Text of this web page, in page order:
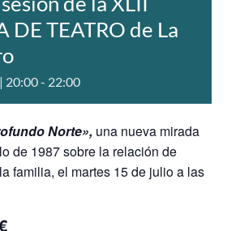
DE TEATRO de La
20:00- 22:00
Norte», una nueva mirada
de 1987 sobre la relación de
familia, el martes 15 de julio a las